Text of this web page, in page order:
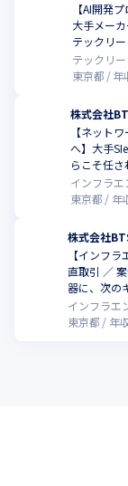
【AI開発
大手メー
テックリ
テックリ
東京都
年
株式会社
【ネット
へ】大手
らこそ任
インフラエ
東京都
年
株式会社
【インフ
直取引 ／ 案件
器に、次の
インフラエ
東京都
年